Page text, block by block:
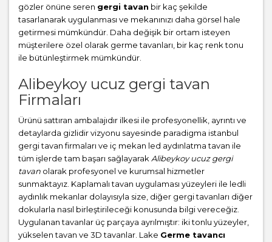
gözler önüne seren gergi tavan bir kaç şekilde
tasarlanarak uygulanması ve mekanınızı daha görsel hale
getirmesi mümkündür. Daha değişik bir ortam isteyen
müşterilere özel olarak germe tavanları, bir kaç renk tonu
ile bütünleştirmek mümkündür.
Alibeykoy ucuz gergi tavan
Firmaları
Ürünü sattıran ambalajıdır ilkesi ile profesyonellik, ayrıntı ve
detaylarda gizlidir vizyonu sayesinde paradigma istanbul
gergi tavan firmaları ve iç mekan led aydınlatma tavan ile
tüm işlerde tam başarı sağlayarak Alibeykoy ucuz gergi
tavan olarak profesyonel ve kurumsal hizmetler
sunmaktayız. Kaplamalı tavan uygulaması yüzeyleri ile ledli
aydınlık mekanlar dolayısıyla size, diğer gergi tavanları diğer
dokularla nasıl birleştirileceği konusunda bilgi vereceğiz.
Uygulanan tavanlar üç parçaya ayrılmıştır: iki tonlu yüzeyler,
yükselen tavan ve 3D tavanlar. Lake Germe tavancı